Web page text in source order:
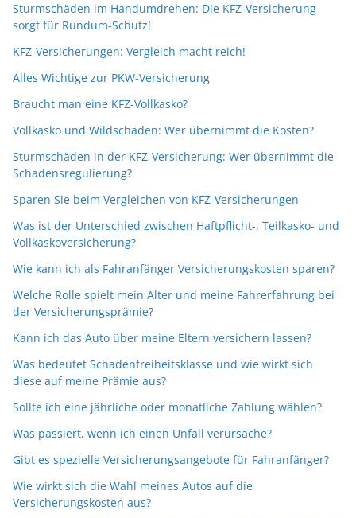
Sturmschäden im Handumdrehen: Die KFZ-Versicherung
sorgt für Rundum-Schutz!
KFZ-Versicherungen: Vergleich macht reich!
Alles Wichtige zur PKW-Versicherung
Braucht man eine KFZ-Vollkasko?
Vollkasko und Wildschäden: Wer übernimmt die Kosten?
Sturmschäden in der KFZ-Versicherung: Wer übernimmt die
Schadensregulierung?
Sparen Sie beim Vergleichen von KFZ-Versicherungen
Was ist der Unterschied zwischen Haftpflicht-, Teilkasko- und
Vollkaskoversicherung?
Wie kann ich als Fahranfänger Versicherungskosten sparen?
Welche Rolle spielt mein Alter und meine Fahrerfahrung bei
der Versicherungsprämie?
Kann ich das Auto über meine Eltern versichern lassen?
Was bedeutet Schadenfreiheitsklasse und wie wirkt sich
diese auf meine Prämie aus?
Sollte ich eine jährliche oder monatliche Zahlung wählen?
Was passiert, wenn ich einen Unfall verursache?
Gibt es spezielle Versicherungsangebote für Fahranfänger?
Wie wirkt sich die Wahl meines Autos auf die
Versicherungskosten aus?